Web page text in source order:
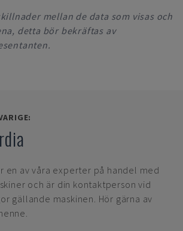
mellan de data som visas och
detta bör bekräftas av
en av våra experter på handel med
och är din kontaktperson vid
gällande maskinen. Hör gärna av